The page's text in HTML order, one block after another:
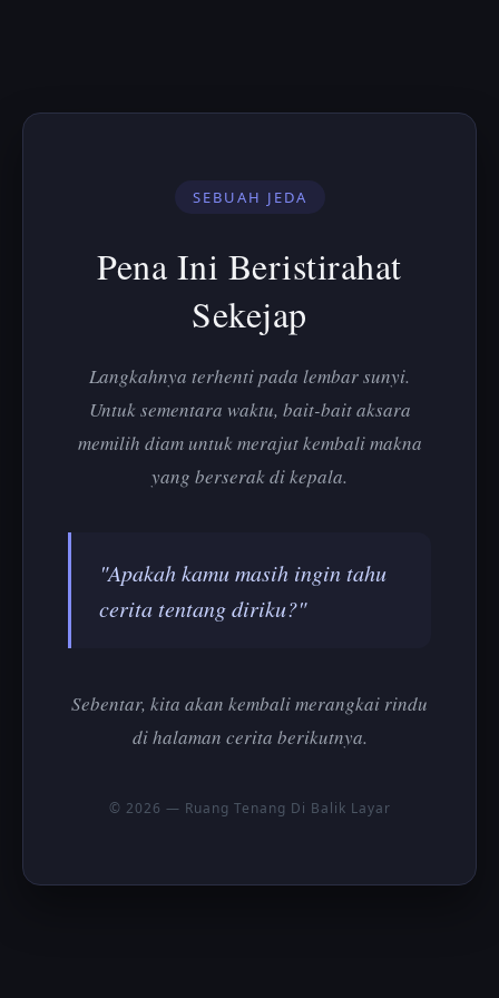
SEBUAH JEDA
Pena Ini Beristirahat
Sekejap
Langkahnya terhenti pada lembar sunyi.
Untuk sementara waktu, bait-bait aksara
memilih diam untuk merajut kembali makna
yang berserak di kepala.
"Apakah kamu masih ingin tahu
cerita tentang diriku?"
Sebentar, kita akan kembali merangkai rindu
di halaman cerita berikutnya.
© 2026 — Ruang Tenang Di Balik Layar